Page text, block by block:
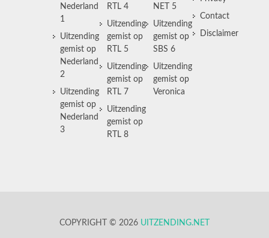
Nederland
1
Uitzending
gemist op
Nederland
2
Uitzending
gemist op
Nederland
3
RTL 4
Uitzending
gemist op
RTL 5
Uitzending
gemist op
RTL 7
Uitzending
gemist op
RTL 8
NET 5
Uitzending
gemist op
SBS 6
Uitzending
gemist op
Veronica
Contact
Disclaimer
COPYRIGHT © 2026 UITZENDING.NET